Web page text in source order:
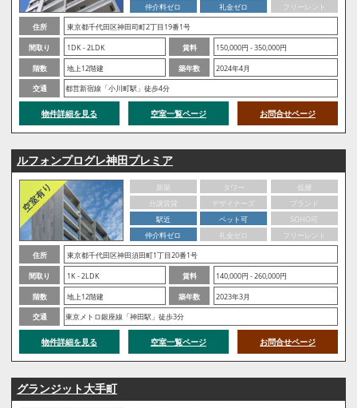
仲介料ゼロ
礼金ゼロ
フリーレント
住所
東京都千代田区神田司町2丁目19番1号
間取り
1DK - 2LDK 賃料
150,000円 - 350,000円
階数
地上12階建 築年数
2024年4月
交通
都営新宿線「小川町駅」徒歩4分
物件詳細を見る 空室一覧ページ お問合せページ
ルフォンプログレ神田プレミア
新築 タワー
低層
分譲賃貸
デザイナーズ
ブランド
駅近
ペット可
SOHO可
仲介料ゼロ
礼金ゼロ
フリーレント
住所
東京都千代田区神田須田町1丁目20番1号
間取り
1K - 2LDK 賃料
140,000円 - 260,000円
階数
地上12階建 築年数
2023年3月
交通
東京メトロ銀座線「神田駅」徒歩3分
物件詳細を見る 空室一覧ページ お問合せページ
グランジット大手町